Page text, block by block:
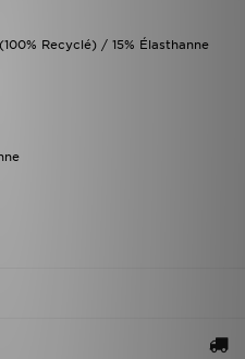
Recyclé) / 15% Élasthanne